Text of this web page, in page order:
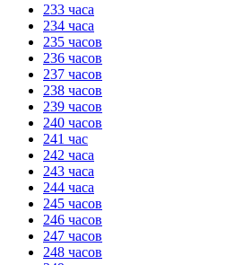
233 часа
234 часа
235 часов
236 часов
237 часов
238 часов
239 часов
240 часов
241 час
242 часа
243 часа
244 часа
245 часов
246 часов
247 часов
248 часов